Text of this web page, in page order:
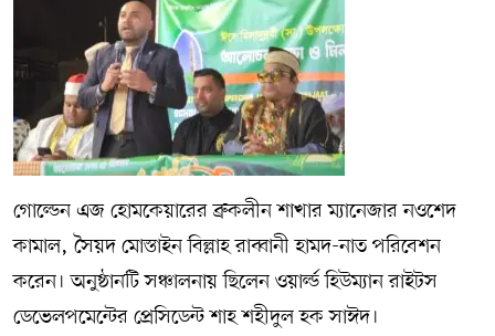
গোল্ডেন এজ হোমকেয়ারের ব্রুকলীন শাখার ম্যানেজার নওশেদ
কামাল, সৈয়দ মোস্তাইন বিল্লাহ রাব্বানী হামদ-নাত পরিবেশন
করেন। অনুষ্ঠানটি সঞ্চালনায় ছিলেন ওয়ার্ল্ড হিউম্যান রাইটস
ডেভেলপমেন্টের প্রেসিডেন্ট শাহ শহীদুল হক সাঈদ।